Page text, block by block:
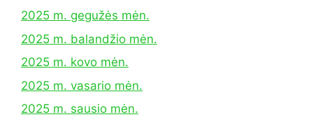
2025 m. gegužės mėn.
2025 m. balandžio mėn.
2025 m. kovo mėn.
2025 m. vasario mėn.
2025 m. sausio mėn.